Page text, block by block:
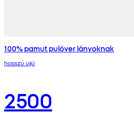
100% pamut pulóver lányoknak
hosszú ujjú
2500